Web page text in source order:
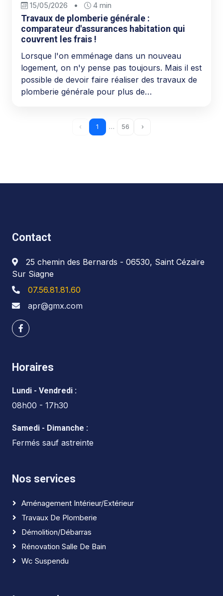
15/05/2026 • 4 min
Travaux de plomberie générale :
comparateur d'assurances habitation qui
couvrent les frais !
Lorsque l'on emménage dans un nouveau
logement, on n'y pense pas toujours. Mais il est
possible de devoir faire réaliser des travaux de
plomberie générale pour plus de…
‹ 1 … 56 ›
Contact
25 chemin des Bernards - 06530, Saint Cézaire
Sur Siagne
07.56.81.81.60
apr@gmx.com
Horaires
Lundi - Vendredi :
08h00 - 17h30
Samedi - Dimanche :
Fermés sauf astreinte
Nos services
Aménagement Intérieur/extérieur
Travaux De Plomberie
Démolition/débarras
Rénovation Salle De Bain
Wc Suspendu